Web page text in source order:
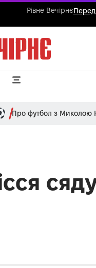
Рівне Вечірнє
Про футбол з Миколою